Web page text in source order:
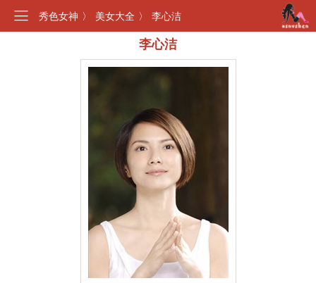
秀色女神 〉 美女大全 〉 李心洁
李心洁